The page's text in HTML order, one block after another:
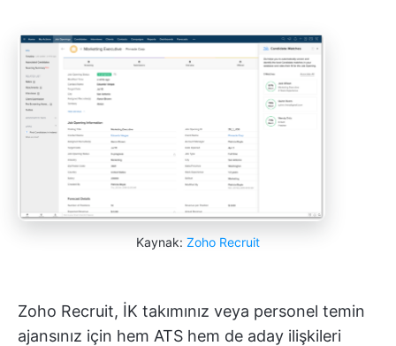
Kaynak: Zoho Recruit
Zoho Recruit, İK takımınız veya personel temin
ajansınız için hem ATS hem de aday ilişkileri